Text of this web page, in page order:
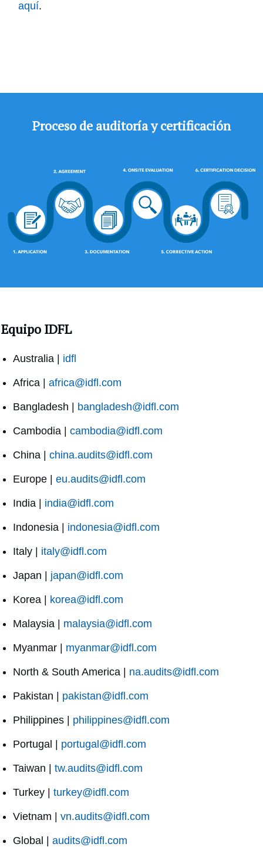
aquí.
Proceso de auditoría y certificación
Equipo IDFL
Australia | idfl
Africa | africa@idfl.com
Bangladesh | bangladesh@idfl.com
Cambodia | cambodia@idfl.com
China | china.audits@idfl.com
Europe | eu.audits@idfl.com
India | india@idfl.com
Indonesia | indonesia@idfl.com
Italy | italy@idfl.com
Japan | japan@idfl.com
Korea | korea@idfl.com
Malaysia | malaysia@idfl.com
Myanmar | myanmar@idfl.com
North & South America | na.audits@idfl.com
Pakistan | pakistan@idfl.com
Philippines | philippines@idfl.com
Portugal | portugal@idfl.com
Taiwan | tw.audits@idfl.com
Turkey | turkey@idfl.com
Vietnam | vn.audits@idfl.com
Global | audits@idfl.com